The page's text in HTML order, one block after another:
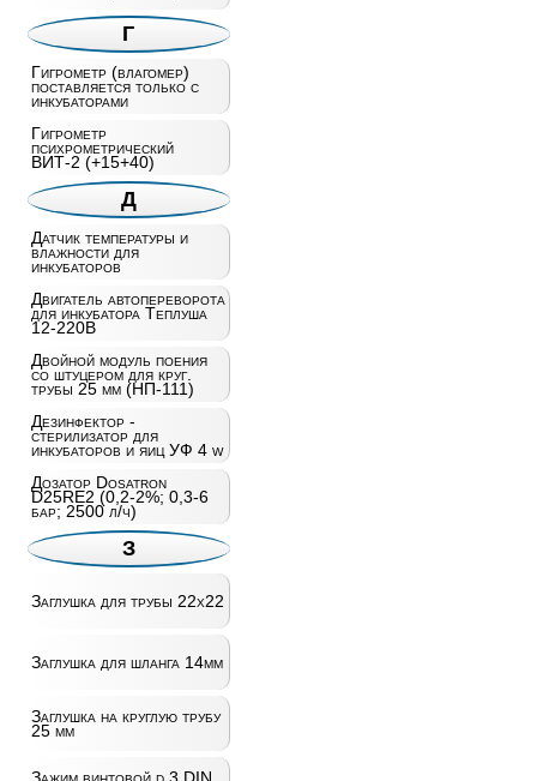
Г
Гигрометр (влагомер)
поставляется только с
инкубаторами
Гигрометр
психрометрический
ВИТ-2 (+15+40)
Д
Датчик температуры и
влажности для
инкубаторов
Двигатель автопереворота
для инкубатора Теплуша
12-220В
Двойной модуль поения
со штуцером для круг.
трубы 25 мм (НП-111)
Дезинфектор -
стерилизатор для
инкубаторов и яиц УФ 4 w
Дозатор Dosatron
D25RE2 (0,2-2%; 0,3-6
бар; 2500 л/ч)
З
Заглушка для трубы 22х22
Заглушка для шланга 14мм
Заглушка на круглую трубу
25 мм